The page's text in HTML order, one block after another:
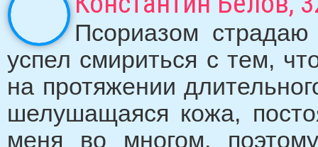
Псориазом
успел смириться с тем,
на протяжении
шелушащаяся кожа,
меня во многом,